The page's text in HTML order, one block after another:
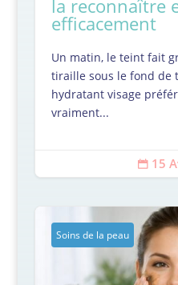
la reconnaître
efficacement
Un matin, le teint fait
tiraille sous le fond de
hydratant visage
vraiment...
 15
Soins de la peau